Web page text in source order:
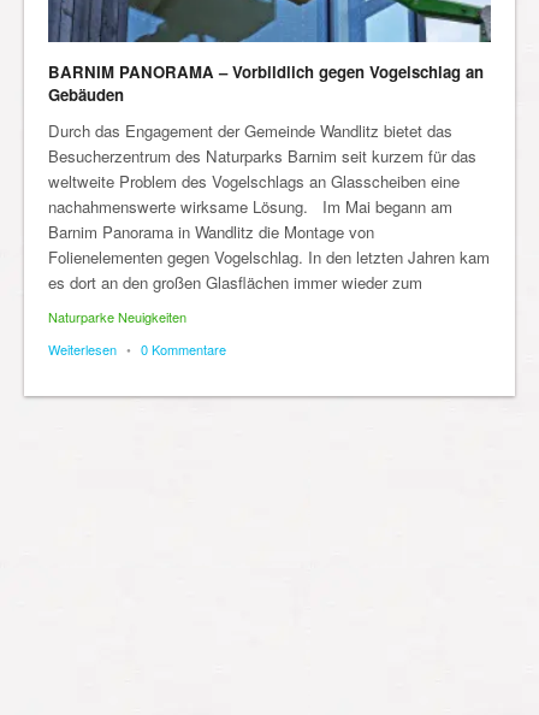
BARNIM PANORAMA – Vorbildlich gegen Vogelschlag an
Gebäuden
Durch das Engagement der Gemeinde Wandlitz bietet das
Besucherzentrum des Naturparks Barnim seit kurzem für das
weltweite Problem des Vogelschlags an Glasscheiben eine
nachahmenswerte wirksame Lösung. Im Mai begann am
Barnim Panorama in Wandlitz die Montage von
Folienelementen gegen Vogelschlag. In den letzten Jahren kam
es dort an den großen Glasflächen immer wieder zum
Naturparke Neuigkeiten
Weiterlesen • 0 Kommentare